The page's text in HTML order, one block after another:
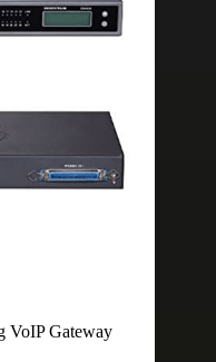
VoIP Gateway